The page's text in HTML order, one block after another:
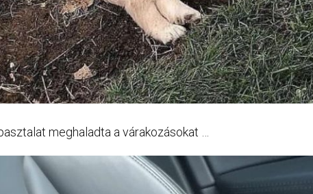
meghaladta a várakozásokat …